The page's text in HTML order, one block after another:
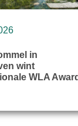
in
wint
WLA Award